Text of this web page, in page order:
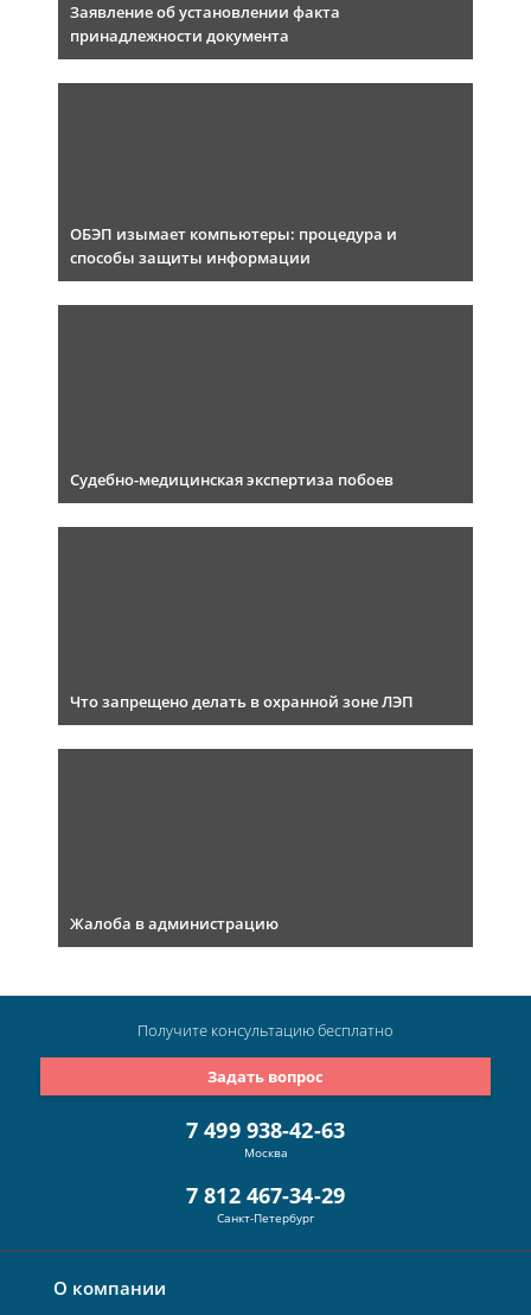
Заявление об установлении факта
принадлежности документа
ОБЭП изымает компьютеры: процедура и
способы защиты информации
Судебно-медицинская экспертиза побоев
Что запрещено делать в охранной зоне ЛЭП
Жалоба в администрацию
О компании
7 499 938-42-63
Москва
7 812 467-34-29
Санкт-Петербург
Задать вопрос
Получите консультациюбесплатно